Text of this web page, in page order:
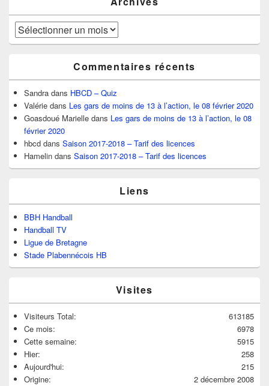
Archives
Commentaires récents
Sandra dans HBCD – Quiz
Valérie dans Les gars de moins de 13 à l’action, le 08 février 2020
Goasdoué Marielle dans Les gars de moins de 13 à l’action, le 08
février 2020
hbcd dans Saison 2017-2018 – Tarif des licences
Hamelin dans Saison 2017-2018 – Tarif des licences
Liens
BBH Handball
Handball TV
Ligue de Bretagne
Stade Plabennécois HB
Visites
613185
Visiteurs Total:
6978
Ce mois:
5915
Cette semaine:
258
Hier:
215
Aujourd'hui:
2 décembre 2008
Origine: